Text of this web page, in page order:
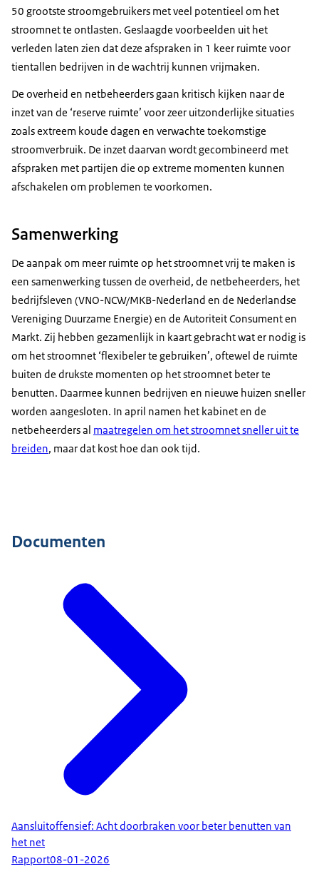
50 grootste stroomgebruikers met veel potentieel om het
stroomnet te ontlasten. Geslaagde voorbeelden uit het
verleden laten zien dat deze afspraken in 1 keer ruimte voor
tientallen bedrijven in de wachtrij kunnen vrijmaken.
De overheid en netbeheerders gaan kritisch kijken naar de
inzet van de ‘reserve ruimte’ voor zeer uitzonderlijke situaties
zoals extreem koude dagen en verwachte toekomstige
stroomverbruik. De inzet daarvan wordt gecombineerd met
afspraken met partijen die op extreme momenten kunnen
afschakelen om problemen te voorkomen.
Samenwerking
De aanpak om meer ruimte op het stroomnet vrij te maken is
een samenwerking tussen de overheid, de netbeheerders, het
bedrijfsleven (VNO-NCW/MKB-Nederland en de Nederlandse
Vereniging Duurzame Energie) en de Autoriteit Consument en
Markt. Zij hebben gezamenlijk in kaart gebracht wat er nodig is
om het stroomnet ‘flexibeler te gebruiken’, oftewel de ruimte
buiten de drukste momenten op het stroomnet beter te
benutten. Daarmee kunnen bedrijven en nieuwe huizen sneller
worden aangesloten. In april namen het kabinet en de
netbeheerders al maatregelen om het stroomnet sneller uit te
breiden, maar dat kost hoe dan ook tijd.
Documenten
Aansluitoffensief: Acht doorbraken voor beter benutten van
het net
Rapport08-01-2026